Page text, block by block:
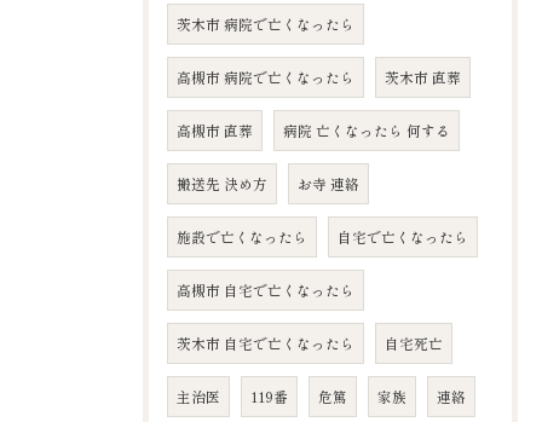
茨木市 病院で亡くなったら
高槻市 病院で亡くなったら 茨木市 直葬
高槻市 直葬 病院 亡くなったら 何する
搬送先 決め方 お寺 連絡
施設で亡くなったら 自宅で亡くなったら
高槻市 自宅で亡くなったら
茨木市 自宅で亡くなったら 自宅死亡
主治医 119番 危篤 家族 連絡